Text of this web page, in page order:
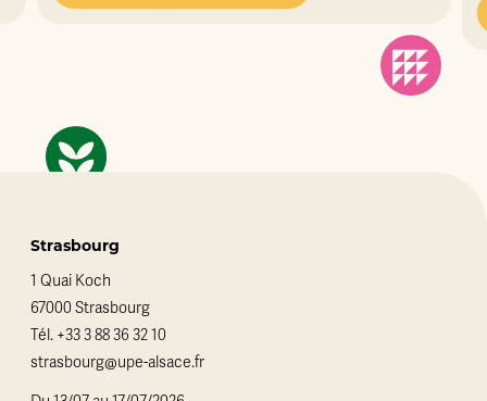
Strasbourg
1 Quai Koch
67000 Strasbourg
Tél. +33 3 88 36 32 10
strasbourg@upe-alsace.fr